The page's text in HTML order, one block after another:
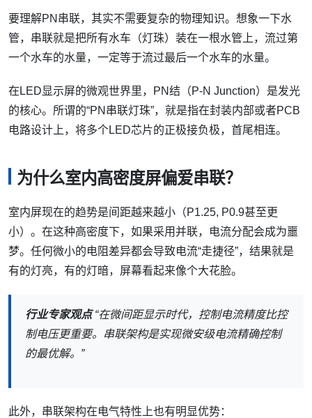
要理解PN串联，其实不需要复杂的物理知识。想象一下水
管，串联就是把所有水车（灯珠）装在一根水管上，流过第
一个水车的水量，一定等于流过最后一个水车的水量。
在LED显示屏的微观世界里，PN结（P-N Junction）是发光
的核心。所谓的“PN串联灯珠”，就是指在封装内部或者PCB
电路设计上，将多个LED芯片的正极接负极，首尾相连。
为什么室内高密度屏偏爱串联？
室内屏现在的趋势是间距越来越小（P1.25, P0.9甚至更
小）。在这种高密度下，如果采用并联，电流分配会成为噩
梦。任何微小的电阻差异都会导致电流“走捷径”，结果就是
有的灯亮，有的灯暗，屏幕看起来像个大花脸。
行业专家观点“在微间距显示时代，控制电流精度比控
制电压更重要。串联架构是实现微安级电流精确控制
的最优解。”
此外，串联架构在电气特性上也有明显优势：